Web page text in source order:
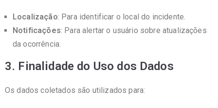
Localização: Para identificar o local do incidente.
Notificações: Para alertar o usuário sobre atualizações
da ocorrência.
3. Finalidade do Uso dos Dados
Os dados coletados são utilizados para: